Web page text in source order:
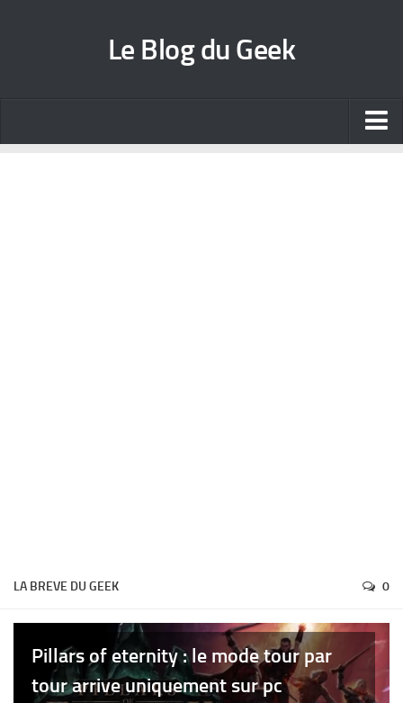
Le Blog du Geek
LA BREVE DU GEEK 0
Pillars of eternity : le mode tour par
tour arrive uniquement sur pc